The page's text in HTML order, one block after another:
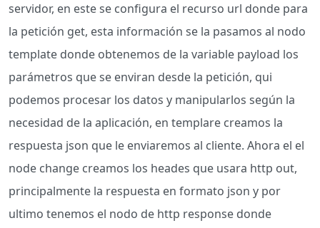
servidor, en este se configura el recurso url donde para
la petición get, esta información se la pasamos al nodo
template donde obtenemos de la variable payload los
parámetros que se enviran desde la petición, qui
podemos procesar los datos y manipularlos según la
necesidad de la aplicación, en templare creamos la
respuesta json que le enviaremos al cliente. Ahora el el
node change creamos los heades que usara http out,
principalmente la respuesta en formato json y por
ultimo tenemos el nodo de http response donde